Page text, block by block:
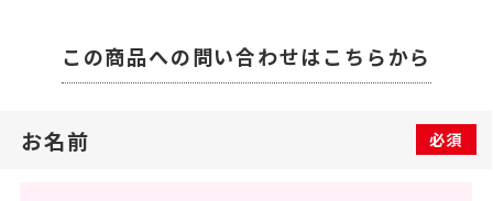
この商品への問い合わせはこちらから
お名前 必須